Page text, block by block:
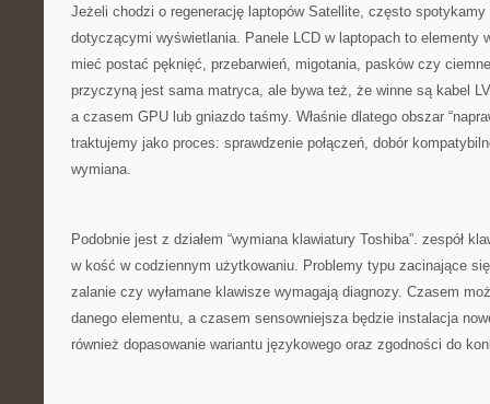
Jeżeli chodzi o regenerację laptopów Satellite, często
dotyczącymi wyświetlania. Panele LCD w laptopach to elementy
mieć postać pęknięć, przebarwień, migotania, pasków czy
przyczyną jest sama matryca, ale bywa też, że winne są kabel
a czasem GPU lub gniazdo taśmy. Właśnie dlatego obszar
traktujemy jako proces: sprawdzenie połączeń, dobór
wymiana.
Podobnie jest z działem “wymiana klawiatury Toshiba”. zespół
w kość w codziennym użytkowaniu. Problemy typu zacinające
zalanie czy wyłamane klawisze wymagają diagnozy. Czasem
danego elementu, a czasem sensowniejsza będzie instalacja
również dopasowanie wariantu językowego oraz zgodności do